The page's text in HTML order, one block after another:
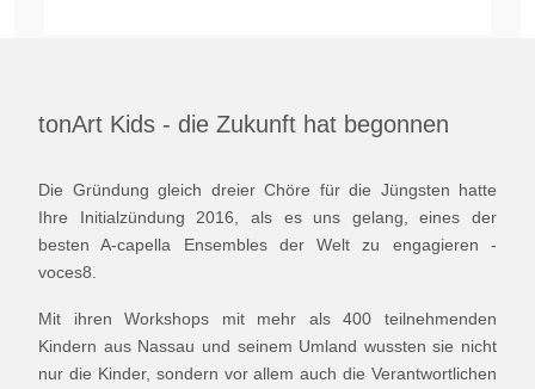
tonArt Kids - die Zukunft hat begonnen
Die Gründung gleich dreier Chöre für die Jüngsten hatte
Ihre Initialzündung 2016, als es uns gelang, eines der
besten A-capella Ensembles der Welt zu engagieren -
voces8.
Mit ihren Workshops mit mehr als 400 teilnehmenden
Kindern aus Nassau und seinem Umland wussten sie nicht
nur die Kinder, sondern vor allem auch die Verantwortlichen